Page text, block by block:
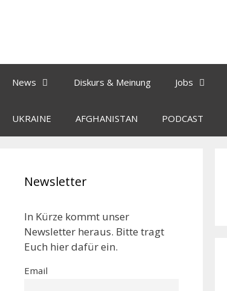
News Diskurs & Meinung Jobs
UKRAINE AFGHANISTAN PODCAST
Newsletter
In Kürze kommt unser
Newsletter heraus. Bitte tragt
Euch hier dafür ein.
Email